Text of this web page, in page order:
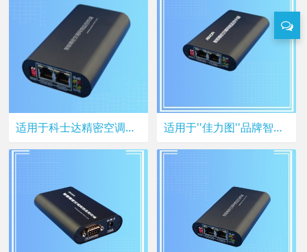
适用于科士达精密空调网络管理模块 适用于''佳力图''品牌智能精密空调网络监控